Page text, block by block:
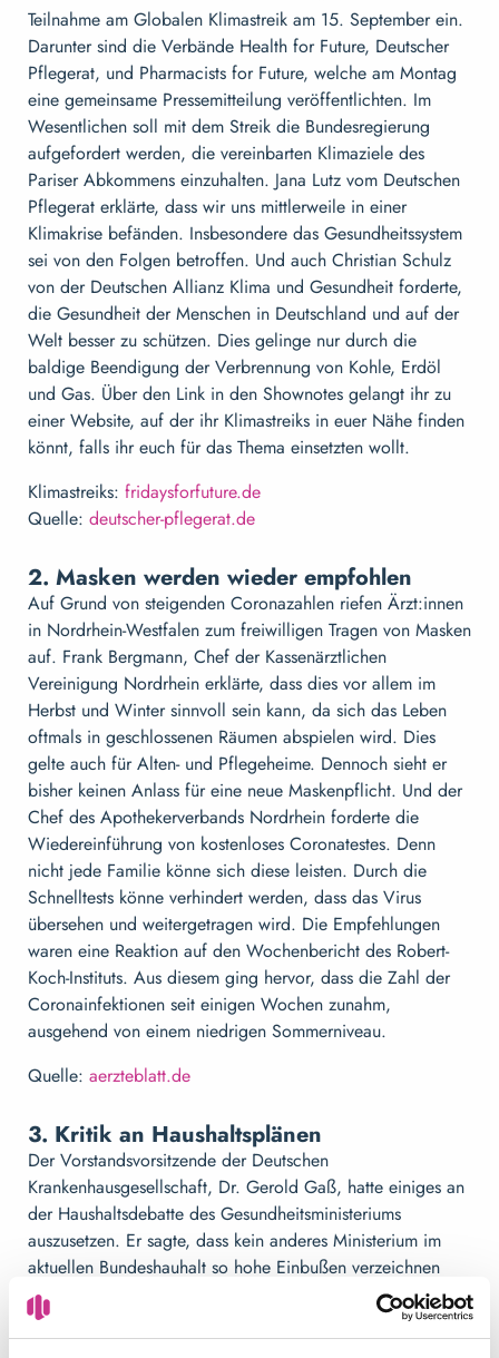
Teilnahme am Globalen Klimastreik am 15. September ein.
Darunter sind die Verbände Health for Future, Deutscher
Pflegerat, und Pharmacists for Future, welche am Montag
eine gemeinsame Pressemitteilung veröffentlichten. Im
Wesentlichen soll mit dem Streik die Bundesregierung
aufgefordert werden, die vereinbarten Klimaziele des
Pariser Abkommens einzuhalten. Jana Lutz vom Deutschen
Pflegerat erklärte, dass wir uns mittlerweile in einer
Klimakrise befänden. Insbesondere das Gesundheitssystem
sei von den Folgen betroffen. Und auch Christian Schulz
von der Deutschen Allianz Klima und Gesundheit forderte,
die Gesundheit der Menschen in Deutschland und auf der
Welt besser zu schützen. Dies gelinge nur durch die
baldige Beendigung der Verbrennung von Kohle, Erdöl
und Gas. Über den Link in den Shownotes gelangt ihr zu
einer Website, auf der ihr Klimastreiks in euer Nähe finden
könnt, falls ihr euch für das Thema einsetzten wollt.
Klimastreiks: fridaysforfuture.de
Quelle: deutscher-pflegerat.de
2. Masken werden wieder empfohlen
Auf Grund von steigenden Coronazahlen riefen Ärzt:innen
in Nordrhein-Westfalen zum freiwilligen Tragen von Masken
auf. Frank Bergmann, Chef der Kassenärztlichen
Vereinigung Nordrhein erklärte, dass dies vor allem im
Herbst und Winter sinnvoll sein kann, da sich das Leben
oftmals in geschlossenen Räumen abspielen wird. Dies
gelte auch für Alten- und Pflegeheime. Dennoch sieht er
bisher keinen Anlass für eine neue Maskenpflicht. Und der
Chef des Apothekerverbands Nordrhein forderte die
Wiedereinführung von kostenloses Coronatestes. Denn
nicht jede Familie könne sich diese leisten. Durch die
Schnelltests könne verhindert werden, dass das Virus
übersehen und weitergetragen wird. Die Empfehlungen
waren eine Reaktion auf den Wochenbericht des Robert-
Koch-Instituts. Aus diesem ging hervor, dass die Zahl der
Coronainfektionen seit einigen Wochen zunahm,
ausgehend von einem niedrigen Sommerniveau.
Quelle: aerzteblatt.de
3. Kritik an Haushaltsplänen
Der Vorstandsvorsitzende der Deutschen
Krankenhausgesellschaft, Dr. Gerold Gaß, hatte einiges an
der Haushaltsdebatte des Gesundheitsministeriums
auszusetzen. Er sagte, dass kein anderes Ministerium im
aktuellen Bundeshauhalt so hohe Einbußen verzeichnen
musste, wie das Gesundheitsministerium. Und das, obwohl
Karl Lauterbach fast monatlich neue Reformen ankündigen
würde. Daher verstehe er nicht wie man all diese